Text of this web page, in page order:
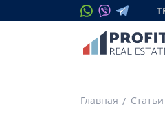
Главная Статьи